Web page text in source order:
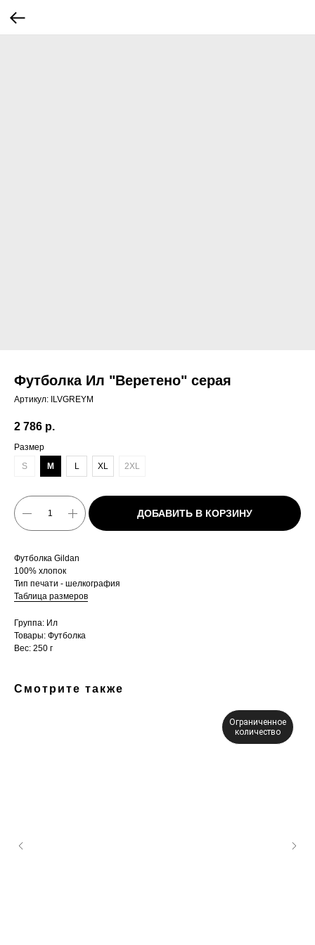
Футболка Ил "Веретено" серая
Артикул: ILVGREYM
2 786 р.
Размер
S
M L XL 2XL
ДОБАВИТЬ В КОРЗИНУ
Футболка Gildan
100% хлопок
Тип печати - шелкография
Таблица размеров
Группа: Ил
Товары: Футболка
Вес: 250 г
Смотрите также
Ограниченное
количество